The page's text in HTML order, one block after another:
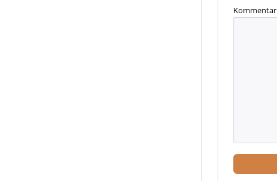
Kommentar